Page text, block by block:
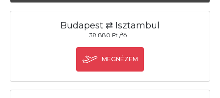
Budapest ⇄ Isztambul
38.880 Ft /fő
MEGNÉZEM